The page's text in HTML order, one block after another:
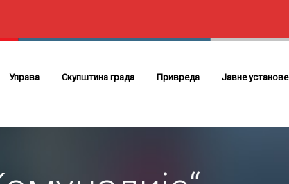
Управа Скупштина града Привреда Јавне установе